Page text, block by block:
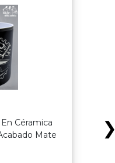
Céramica
Mate